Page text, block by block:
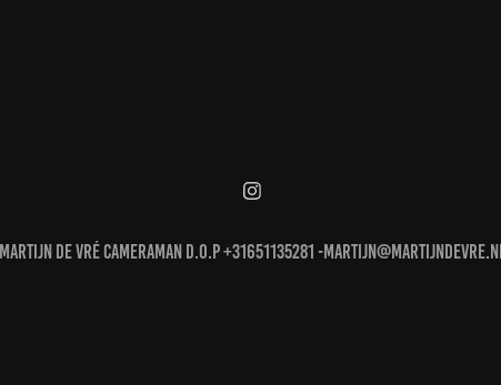
Martijn de Vré Cameraman D.O.P +31651135281 -